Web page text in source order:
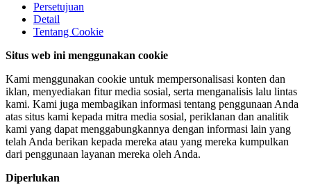
Persetujuan
Detail
Tentang Cookie
Situs web ini menggunakan cookie
Kami menggunakan cookie untuk mempersonalisasi konten dan
iklan, menyediakan fitur media sosial, serta menganalisis lalu lintas
kami. Kami juga membagikan informasi tentang penggunaan Anda
atas situs kami kepada mitra media sosial, periklanan dan analitik
kami yang dapat menggabungkannya dengan informasi lain yang
telah Anda berikan kepada mereka atau yang mereka kumpulkan
dari penggunaan layanan mereka oleh Anda.
Diperlukan